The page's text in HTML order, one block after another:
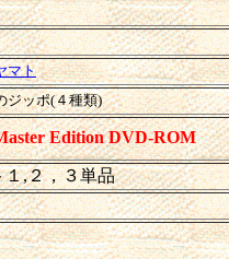
マト
ジッポ(４種類)
Edition DVD-ROM
,２，３単品